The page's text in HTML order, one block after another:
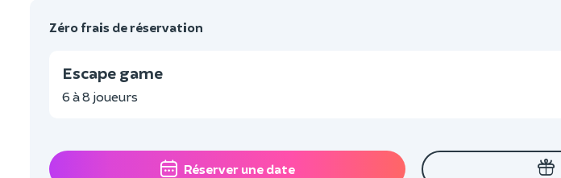
Zéro frais de réservation
Escape game
6 à 8 joueurs
Réserver une date